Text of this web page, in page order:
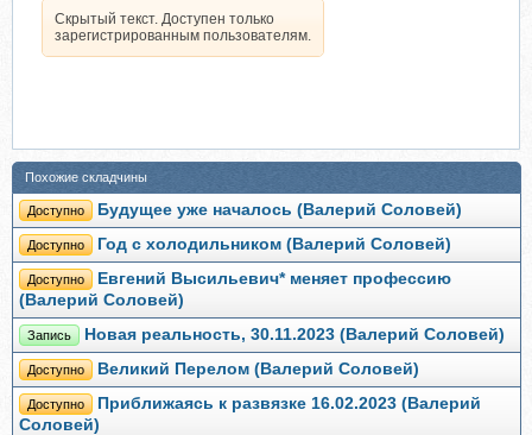
Скрытый текст. Доступен только
зарегистрированным пользователям.
Похожие складчины
Доступно Будущее уже началось (Валерий Соловей)
Доступно Год с холодильником (Валерий Соловей)
Доступно
Евгений Высильевич* меняет профессию
(Валерий Соловей)
Запись Новая реальность, 30.11.2023 (Валерий Соловей)
Доступно Великий Перелом (Валерий Соловей)
Доступно
Приближаясь к развязке 16.02.2023 (Валерий
Соловей)